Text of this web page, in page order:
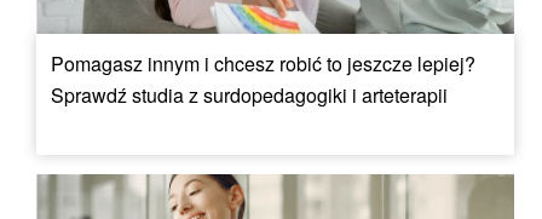
Pomagasz innym i chcesz robić to jeszcze lepiej?
Sprawdź studia z surdopedagogiki i arteterapii